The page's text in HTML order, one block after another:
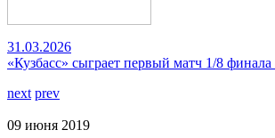
31.03.2026
«Кузбасс» сыграет первый матч 1/8
next prev
09 июня 2019